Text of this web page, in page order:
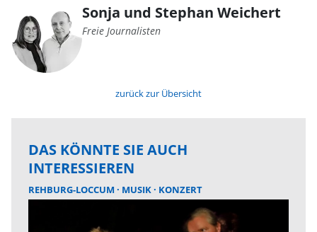
Sonja und Stephan Weichert
Freie Journalisten
zurück zur Übersicht
DAS KÖNNTE SIE AUCH
INTERESSIEREN
REHBURG-LOCCUM MUSIK KONZERT